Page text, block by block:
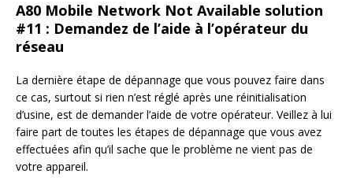
A80 Mobile Network Not Available solution
#11 : Demandez de l’aide à l’opérateur du
réseau
La dernière étape de dépannage que vous pouvez faire dans
ce cas, surtout si rien n’est réglé après une réinitialisation
d’usine, est de demander l’aide de votre opérateur. Veillez à lui
faire part de toutes les étapes de dépannage que vous avez
effectuées afin qu’il sache que le problème ne vient pas de
votre appareil.